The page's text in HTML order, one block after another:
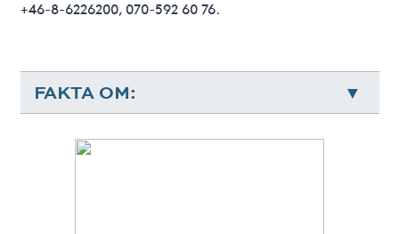
+46-8-6226200, 070-592 60 76.
FAKTA OM: